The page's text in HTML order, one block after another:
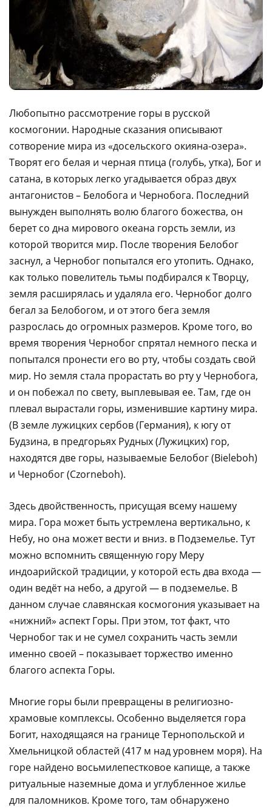
Любопытно рассмотрение горы в русской
космогонии. Народные сказания описывают
сотворение мира из «досельского окияна-озера».
Творят его белая и черная птица (голубь, утка), Бог и
сатана, в которых легко угадывается образ двух
антагонистов – Белобога и Чернобога. Последний
вынужден выполнять волю благого божества, он
берет со дна мирового океана горсть земли, из
которой творится мир. После творения Белобог
заснул, а Чернобог попытался его утопить. Однако,
как только повелитель тьмы подбирался к Творцу,
земля расширялась и удаляла его. Чернобог долго
бегал за Белобогом, и от этого бега земля
разрослась до огромных размеров. Кроме того, во
время творения Чернобог спрятал немного песка и
попытался пронести его во рту, чтобы создать свой
мир. Но земля стала прорастать во рту у Чернобога,
и он побежал по свету, выплевывая ее. Там, где он
плевал вырастали горы, изменившие картину мира.
(В земле лужицких сербов (Германия), к югу от
Будзина, в предгорьях Рудных (Лужицких) гор,
находятся две горы, называемые Белобог (Bieleboh)
и Чернобог (Czorneboh).
Здесь двойственность, присущая всему нашему
мира. Гора может быть устремлена вертикально, к
Небу, но она может вести и вниз. в Подземелье. Тут
можно вспомнить священную гору Меру
индоарийской традиции, у которой есть два входа —
один ведёт на небо, а другой — в подземелье. В
данном случае славянская космогония указывает на
«нижний» аспект Горы. При этом, тот факт, что
Чернобог так и не сумел сохранить часть земли
именно своей – показывает торжество именно
благого аспекта Горы.
Многие горы были превращены в религиозно-
храмовые комплексы. Особенно выделяется гора
Богит, находящаяся на границе Тернопольской и
Хмельницкой областей (417 м над уровнем моря). На
горе найдено восьмилепестковое капище, а также
ритуальные наземные дома и углубленное жилье
для паломников. Кроме того, там обнаружено